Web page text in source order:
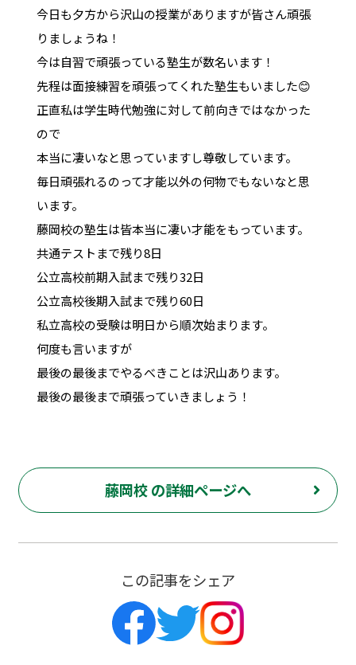
今日も夕方から沢山の授業がありますが皆さん頑張
りましょうね！
今は自習で頑張っている塾生が数名います！
先程は面接練習を頑張ってくれた塾生もいました😊
正直私は学生時代勉強に対して前向きではなかった
ので
本当に凄いなと思っていますし尊敬しています。
毎日頑張れるのって才能以外の何物でもないなと思
います。
藤岡校の塾生は皆本当に凄い才能をもっています。
共通テストまで残り8日
公立高校前期入試まで残り32日
公立高校後期入試まで残り60日
私立高校の受験は明日から順次始まります。
何度も言いますが
最後の最後までやるべきことは沢山あります。
最後の最後まで頑張っていきましょう！
藤岡校 の詳細ページへ
この記事をシェア